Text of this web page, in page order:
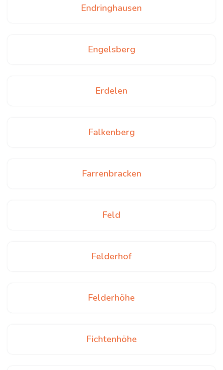
Endringhausen
Engelsberg
Erdelen
Falkenberg
Farrenbracken
Feld
Felderhof
Felderhöhe
Fichtenhöhe